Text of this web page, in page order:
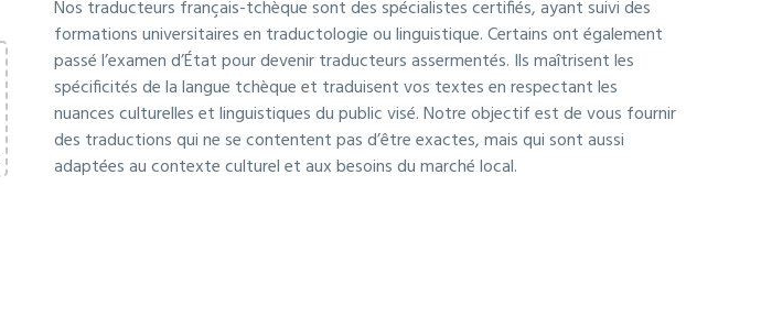
Nos traducteurs français-tchèque sont des spécialistes certifiés, ayant suivi des
formations universitaires en traductologie ou linguistique. Certains ont également
passé l’examen d’État pour devenir traducteurs assermentés. Ils maîtrisent les
spécificités de la langue tchèque et traduisent vos textes en respectant les
nuances culturelles et linguistiques du public visé. Notre objectif est de vous fournir
des traductions qui ne se contentent pas d’être exactes, mais qui sont aussi
adaptées au contexte culturel et aux besoins du marché local.